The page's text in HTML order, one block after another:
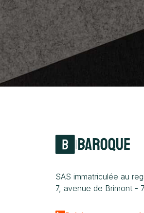
SAS immatriculée au
7, avenue de Brimont -